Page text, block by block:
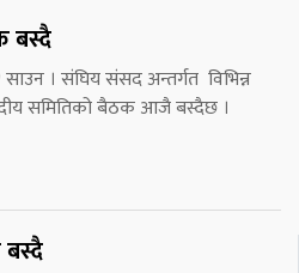
बस्दै
साउन । संघिय संसद अन्तर्गत विभिन्न
समितिको बैठक आजै बस्दैछ ।